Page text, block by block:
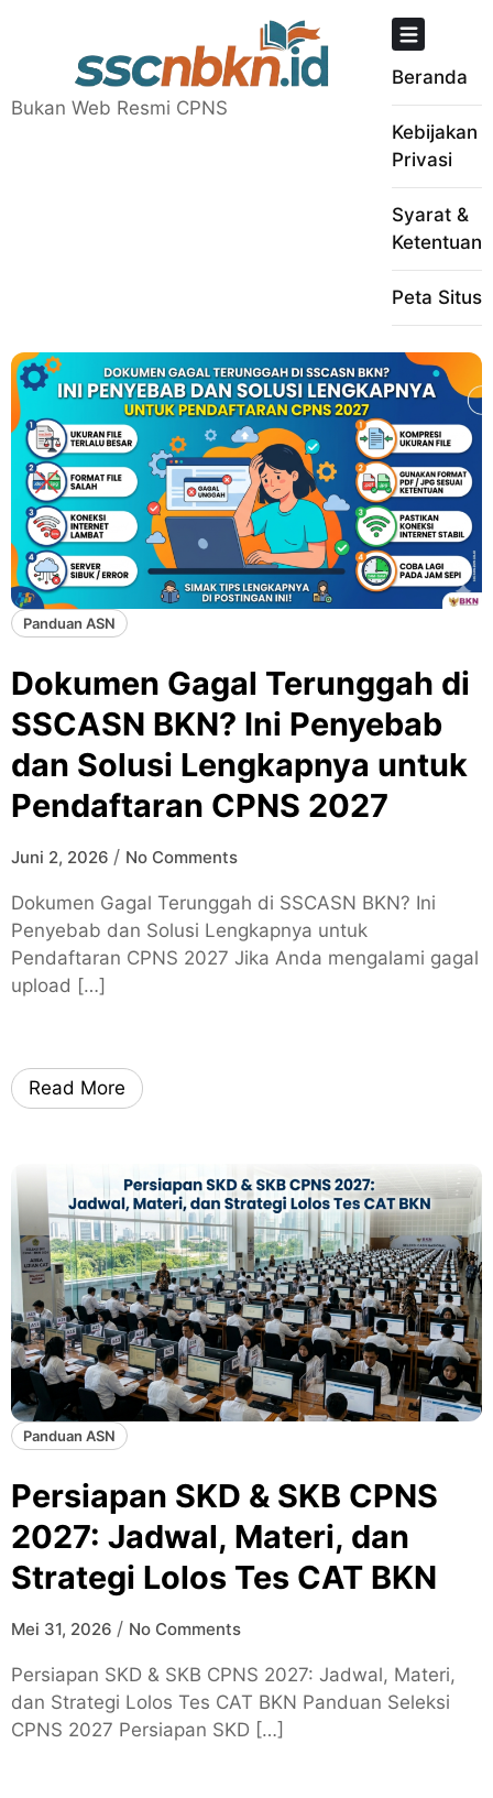
Bukan Web Resmi CPNS
Beranda
Kebijakan
Privasi
Syarat &
Ketentuan
Peta Situs
Panduan ASN
Dokumen Gagal Terunggah di
SSCASN BKN? Ini Penyebab
dan Solusi Lengkapnya untuk
Pendaftaran CPNS 2027
Juni 2, 2026 / No Comments
Dokumen Gagal Terunggah di SSCASN BKN? Ini
Penyebab dan Solusi Lengkapnya untuk
Pendaftaran CPNS 2027 Jika Anda mengalami gagal
upload […]
Read More
Panduan ASN
Persiapan SKD & SKB CPNS
2027: Jadwal, Materi, dan
Strategi Lolos Tes CAT BKN
Mei 31, 2026 / No Comments
Persiapan SKD & SKB CPNS 2027: Jadwal, Materi,
dan Strategi Lolos Tes CAT BKN Panduan Seleksi
CPNS 2027 Persiapan SKD […]